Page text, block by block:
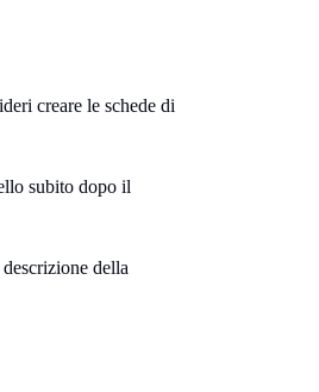
creare le schede di
subito dopo il
della